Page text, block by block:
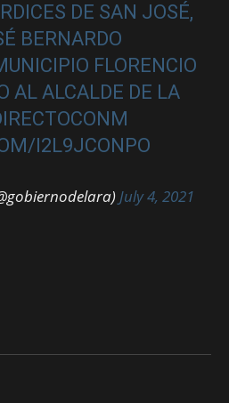
DE SAN JOSÉ,
BERNARDO
FLORENCIO
AL ALCALDE DE LA
I2L9JCONPO
July 4, 2021